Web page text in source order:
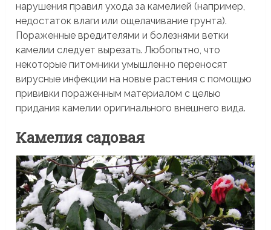
нарушения правил ухода за камелией (например,
недостаток влаги или ощелачивание грунта).
Пораженные вредителями и болезнями ветки
камелии следует вырезать. Любопытно, что
некоторые питомники умышленно переносят
вирусные инфекции на новые растения с помощью
прививки пораженным материалом с целью
придания камелии оригинального внешнего вида.
Камелия садовая